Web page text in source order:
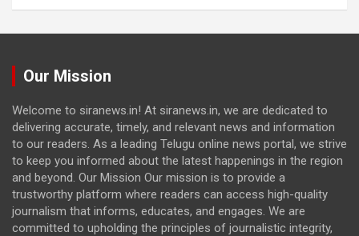
Our Mission
Welcome to siranews.in! At siranews.in, we are dedicated to
delivering accurate, timely, and relevant news and information
to our readers. As a leading Telugu online news portal, we strive
to keep you informed about the latest happenings in the region
and beyond. Our Mission Our mission is to provide a
trustworthy platform where readers can access high-quality
journalism that informs, educates, and engages. We are
committed to upholding the principles of journalistic integrity,